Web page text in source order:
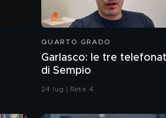
QUARTO GRADO
Garlasco: le tre
di Sempio
24 lug | Rete 4